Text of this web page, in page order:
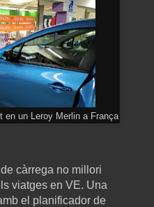
en un Leroy Merlin a França
càrrega no millori
viatges en VE. Una
el planificador de